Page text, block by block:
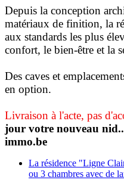
Depuis la conception
matériaux de finition, la
aux standards les plus
confort, le bien-être et la
Des caves et
en option.
Livraison à l'acte, pas
jour votre nouveau
immo.be
La résidence "Ligne
ou 3 chambres avec de